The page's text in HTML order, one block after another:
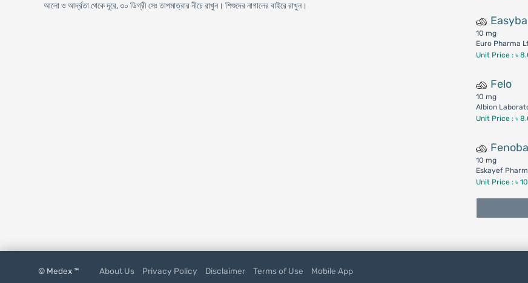
আলো ও আর্দ্রতা থেকে দূরে, ৩০ ডিগ্রী সেঃ তাপমাত্রার নীচে রাখুন। শিশুদের নাগালের বাইরে রাখুন।
10 mg
Euro Pharma
Unit Price : ৳
Felo
10 mg
Albion
Unit Price : ৳
10 mg
Eskayef
Unit Price : ৳
© Medex ™ About Us Privacy Policy Disclaimer Terms of Use Mobile App